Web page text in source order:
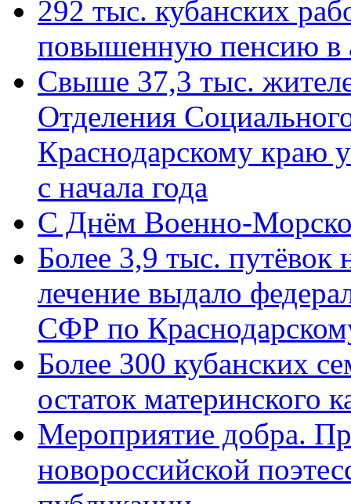
292 тыс. кубанских
повышенную пенсию в
Свыше 37,3 тыс.
Отделения
Краснодарскому краю
с начала года
C Днём Военно-
Более 3,9 тыс. путёвок
лечение выдало
СФР по
Более 300 кубанских
остаток материнского
Мероприятие добра.
новороссийской